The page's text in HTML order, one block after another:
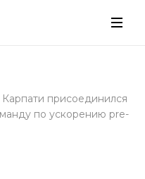
присоединился
по ускорению pre-